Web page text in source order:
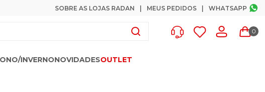
SOBRE AS LOJAS RADAN MEUS PEDIDOS WHATSAPP
0
INVERNONOVIDADESOUTLET